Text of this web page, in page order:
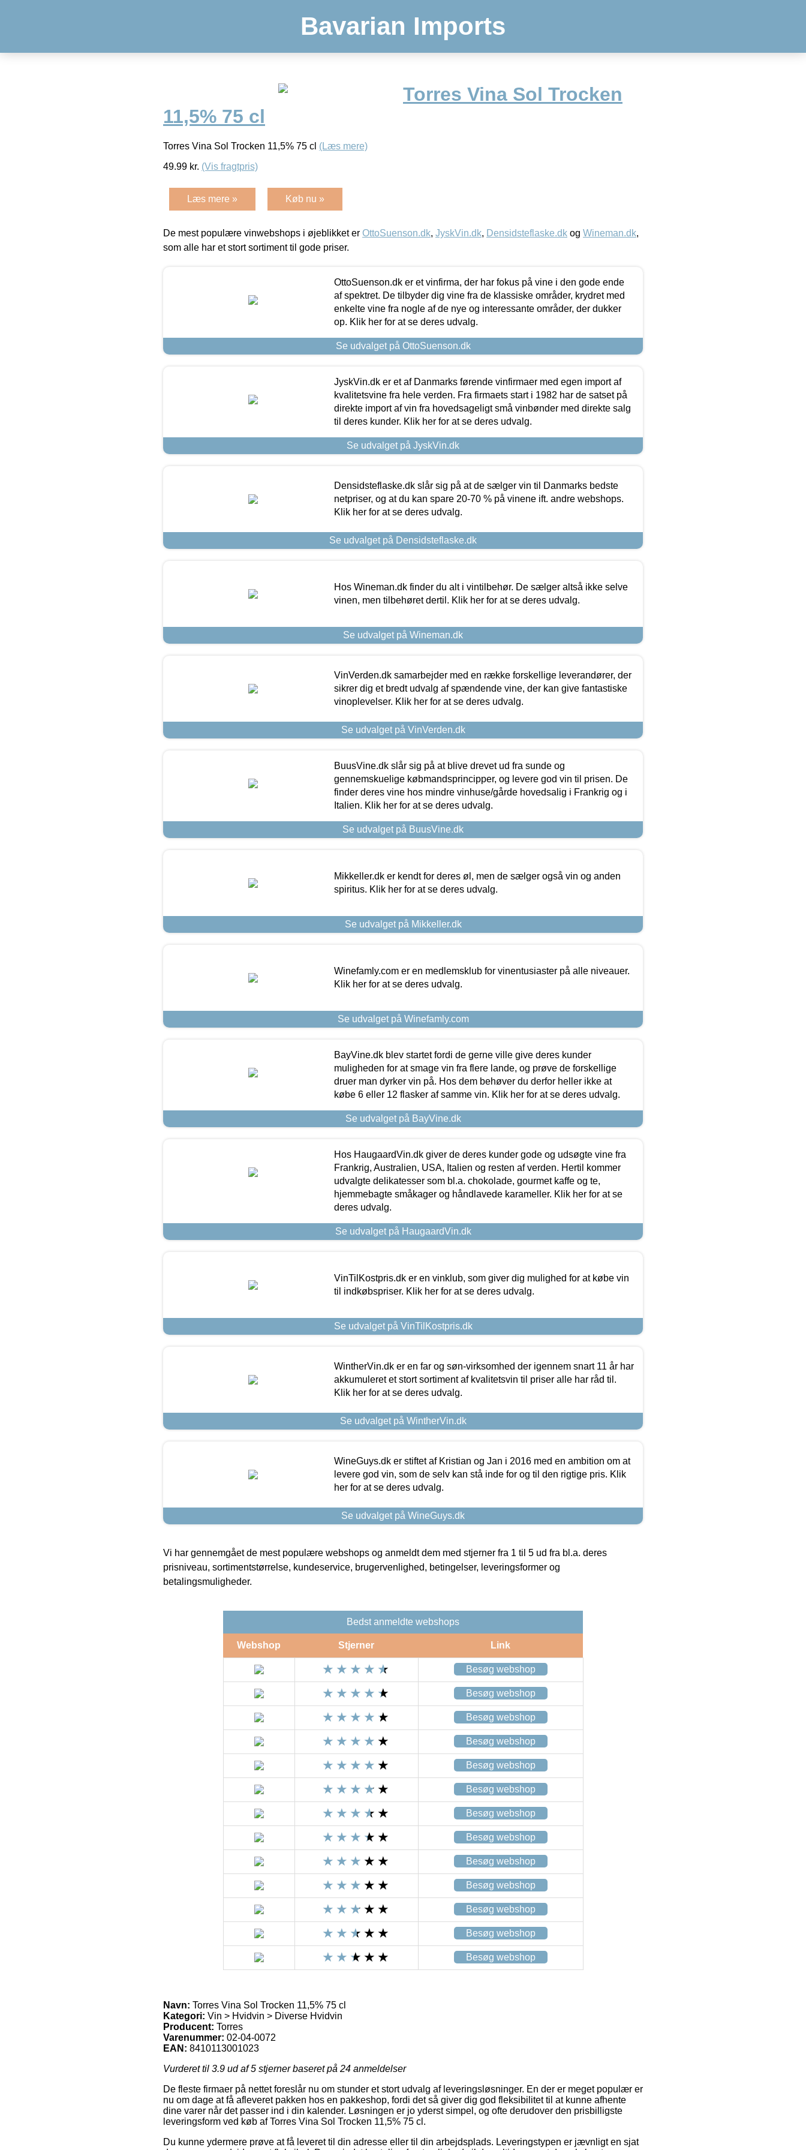
Bavarian Imports
Torres Vina Sol Trocken
11,5% 75 cl
Torres Vina Sol Trocken 11,5% 75 cl (Læs mere)
49.99 kr. (Vis fragtpris)
Læs mere » Køb nu »
De mest populære vinwebshops i øjeblikket er OttoSuenson.dk, JyskVin.dk, Densidsteflaske.dk og Wineman.dk,
som alle har et stort sortiment til gode priser.
OttoSuenson.dk er et vinfirma, der har fokus på vine i den gode ende
af spektret. De tilbyder dig vine fra de klassiske områder, krydret med
enkelte vine fra nogle af de nye og interessante områder, der dukker
op. Klik her for at se deres udvalg.
Se udvalget på OttoSuenson.dk
JyskVin.dk er et af Danmarks førende vinfirmaer med egen import af
kvalitetsvine fra hele verden. Fra firmaets start i 1982 har de satset på
direkte import af vin fra hovedsageligt små vinbønder med direkte salg
til deres kunder. Klik her for at se deres udvalg.
Se udvalget på JyskVin.dk
Densidsteflaske.dk slår sig på at de sælger vin til Danmarks bedste
netpriser, og at du kan spare 20-70 % på vinene ift. andre webshops.
Klik her for at se deres udvalg.
Se udvalget på Densidsteflaske.dk
Hos Wineman.dk finder du alt i vintilbehør. De sælger altså ikke selve
vinen, men tilbehøret dertil. Klik her for at se deres udvalg.
Se udvalget på Wineman.dk
VinVerden.dk samarbejder med en række forskellige leverandører, der
sikrer dig et bredt udvalg af spændende vine, der kan give fantastiske
vinoplevelser. Klik her for at se deres udvalg.
Se udvalget på VinVerden.dk
BuusVine.dk slår sig på at blive drevet ud fra sunde og
gennemskuelige købmandsprincipper, og levere god vin til prisen. De
finder deres vine hos mindre vinhuse/gårde hovedsalig i Frankrig og i
Italien. Klik her for at se deres udvalg.
Se udvalget på BuusVine.dk
Mikkeller.dk er kendt for deres øl, men de sælger også vin og anden
spiritus. Klik her for at se deres udvalg.
Se udvalget på Mikkeller.dk
Winefamly.com er en medlemsklub for vinentusiaster på alle niveauer.
Klik her for at se deres udvalg.
Se udvalget på Winefamly.com
BayVine.dk blev startet fordi de gerne ville give deres kunder
muligheden for at smage vin fra flere lande, og prøve de forskellige
druer man dyrker vin på. Hos dem behøver du derfor heller ikke at
købe 6 eller 12 flasker af samme vin. Klik her for at se deres udvalg.
Se udvalget på BayVine.dk
Hos HaugaardVin.dk giver de deres kunder gode og udsøgte vine fra
Frankrig, Australien, USA, Italien og resten af verden. Hertil kommer
udvalgte delikatesser som bl.a. chokolade, gourmet kaffe og te,
hjemmebagte småkager og håndlavede karameller. Klik her for at se
deres udvalg.
Se udvalget på HaugaardVin.dk
VinTilKostpris.dk er en vinklub, som giver dig mulighed for at købe vin
til indkøbspriser. Klik her for at se deres udvalg.
Se udvalget på VinTilKostpris.dk
WintherVin.dk er en far og søn-virksomhed der igennem snart 11 år har
akkumuleret et stort sortiment af kvalitetsvin til priser alle har råd til.
Klik her for at se deres udvalg.
Se udvalget på WintherVin.dk
WineGuys.dk er stiftet af Kristian og Jan i 2016 med en ambition om at
levere god vin, som de selv kan stå inde for og til den rigtige pris. Klik
her for at se deres udvalg.
Se udvalget på WineGuys.dk
Vi har gennemgået de mest populære webshops og anmeldt dem med stjerner fra 1 til 5 ud fra bl.a. deres
prisniveau, sortimentstørrelse, kundeservice, brugervenlighed, betingelser, leveringsformer og
betalingsmuligheder.
Bedst anmeldte webshops
Webshop Stjerner Link
Besøg webshop
Besøg webshop
Besøg webshop
Besøg webshop
Besøg webshop
Besøg webshop
Besøg webshop
Besøg webshop
Besøg webshop
Besøg webshop
Besøg webshop
Besøg webshop
Besøg webshop
Navn: Torres Vina Sol Trocken 11,5% 75 cl
Kategori: Vin > Hvidvin > Diverse Hvidvin
Producent: Torres
Varenummer: 02-04-0072
EAN: 8410113001023
Vurderet til 3.9 ud af 5 stjerner baseret på 24 anmeldelser
De fleste firmaer på nettet foreslår nu om stunder et stort udvalg af leveringsløsninger. En der er meget populær er
nu om dage at få afleveret pakken hos en pakkeshop, fordi det så giver dig god fleksibilitet til at kunne afhente
dine varer når det passer ind i din kalender. Løsningen er jo yderst simpel, og ofte derudover den prisbilligste
leveringsform ved køb af Torres Vina Sol Trocken 11,5% 75 cl.
Du kunne ydermere prøve at få leveret til din adresse eller til din arbejdsplads. Leveringstypen er jævnligt en sjat